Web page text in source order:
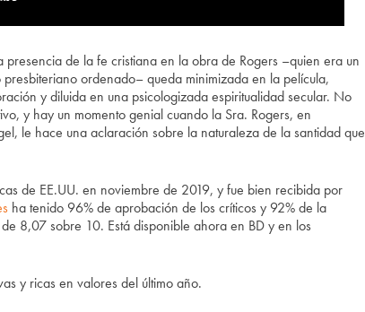
presencia de la fe cristiana en la obra de Rogers –quien era un
ordenado– queda minimizada en la película,
y diluida en una psicologizada espiritualidad secular. No
y hay un momento genial cuando la Sra. Rogers, en
le hace una aclaración sobre la naturaleza de la santidad que
de EE.UU. en noviembre de 2019, y fue bien recibida por
ha tenido 96% de aprobación de los críticos y 92% de la
8,07 sobre 10. Está disponible ahora en BD y en los
y ricas en valores del último año.